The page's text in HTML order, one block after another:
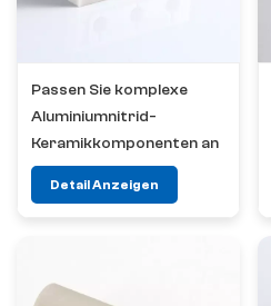
Passen Sie komplexe
Aluminiumnitrid-
Keramikkomponenten an
Detail Anzeigen